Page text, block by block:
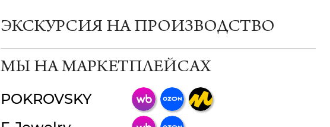
ЭКСКУРСИЯ НА ПРОИЗВОДСТВО
МЫ НА МАРКЕТПЛЕЙСАХ
POKROVSKY
ChatApp